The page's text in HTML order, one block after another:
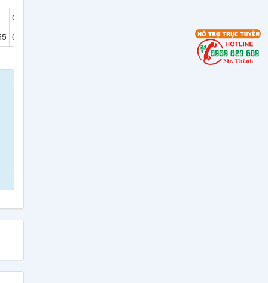
Cr
0.50/1.25